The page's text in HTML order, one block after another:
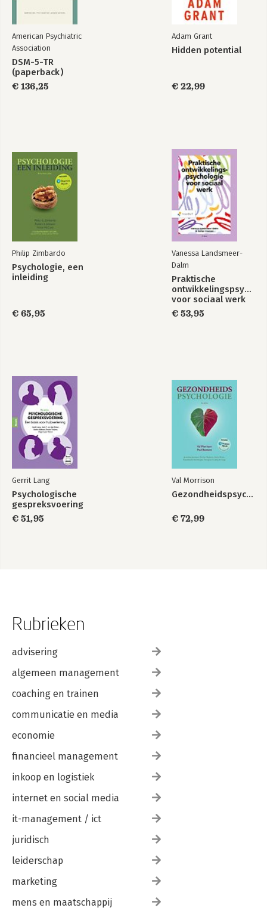
American Psychiatric
Association
DSM-5-TR
(paperback)
€ 136,25
Adam Grant
Hidden potential
€ 22,99
Philip Zimbardo
Psychologie, een
inleiding
€ 65,95
Vanessa Landsmeer-
Dalm
Praktische
voor sociaal werk
€ 53,95
Gerrit Lang
Psychologische
gespreksvoering
€ 51,95
Val Morrison
Gezondheidspsychologie
€ 72,99
Rubrieken
advisering
algemeen management
coaching en trainen
communicatie en media
economie
financieel management
inkoop en logistiek
internet en social media
it-management / ict
juridisch
leiderschap
marketing
mens en maatschappij